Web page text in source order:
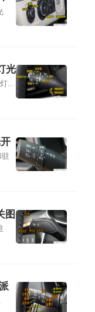
光
...
图